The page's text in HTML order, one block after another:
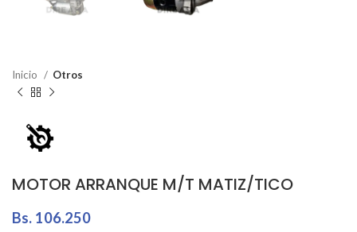
Inicio Otros
MOTOR ARRANQUE M/T MATIZ/TICO
Bs. 106.250